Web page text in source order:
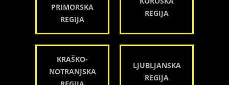
PRIMORSKA
REGIJA
REGIJA
KRAŠKO-
NOTRANJSKA
LJUBLJANSKA
REGIJA